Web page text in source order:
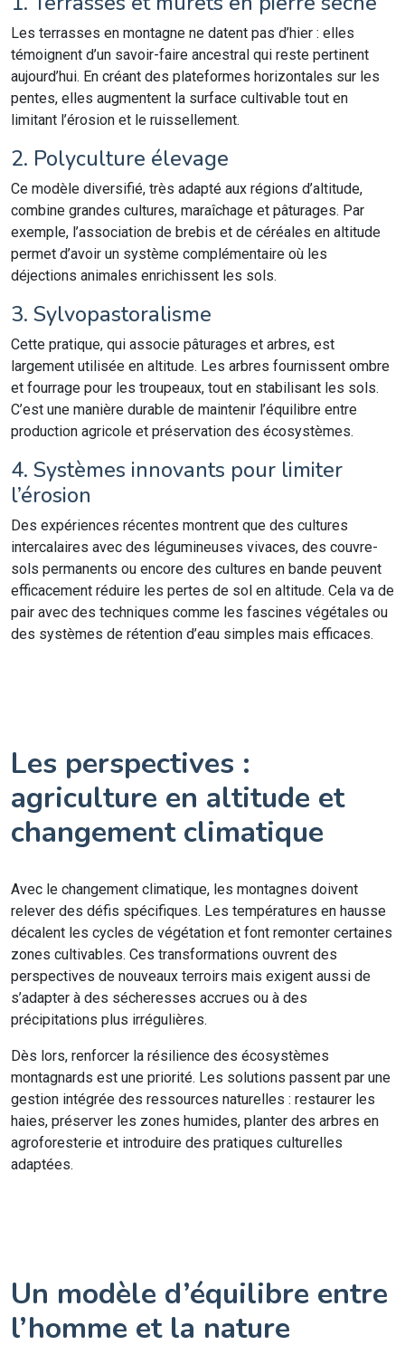
Les terrasses en montagne ne datent pas d’hier : elles
témoignent d’un savoir-faire ancestral qui reste pertinent
aujourd’hui. En créant des plateformes horizontales sur les
pentes, elles augmentent la surface cultivable tout en
limitant l’érosion et le ruissellement.
2. Polyculture élevage
Ce modèle diversifié, très adapté aux régions d’altitude,
combine grandes cultures, maraîchage et pâturages. Par
exemple, l’association de brebis et de céréales en altitude
permet d’avoir un système complémentaire où les
déjections animales enrichissent les sols.
3. Sylvopastoralisme
Cette pratique, qui associe pâturages et arbres, est
largement utilisée en altitude. Les arbres fournissent ombre
et fourrage pour les troupeaux, tout en stabilisant les sols.
C’est une manière durable de maintenir l’équilibre entre
production agricole et préservation des écosystèmes.
4. Systèmes innovants pour limiter
l’érosion
Des expériences récentes montrent que des cultures
intercalaires avec des légumineuses vivaces, des couvre-
sols permanents ou encore des cultures en bande peuvent
efficacement réduire les pertes de sol en altitude. Cela va de
pair avec des techniques comme les fascines végétales ou
des systèmes de rétention d’eau simples mais efficaces.
Les perspectives :
agriculture en altitude et
changement climatique
Avec le changement climatique, les montagnes doivent
relever des défis spécifiques. Les températures en hausse
décalent les cycles de végétation et font remonter certaines
zones cultivables. Ces transformations ouvrent des
perspectives de nouveaux terroirs mais exigent aussi de
s’adapter à des sécheresses accrues ou à des
précipitations plus irrégulières.
Dès lors, renforcer la résilience des écosystèmes
montagnards est une priorité. Les solutions passent par une
gestion intégrée des ressources naturelles : restaurer les
haies, préserver les zones humides, planter des arbres en
agroforesterie et introduire des pratiques culturelles
adaptées.
Un modèle d’équilibre entre
l’homme et la nature